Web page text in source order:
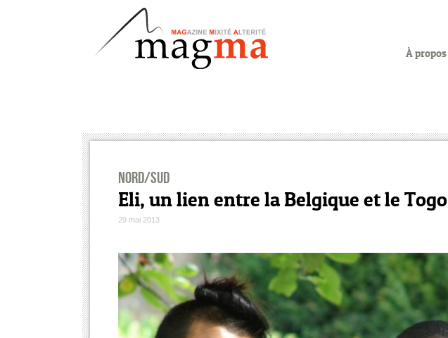
À propos
Nord/Sud
Eli, un lien entre la Belgique et le Togo
29 mai 2013